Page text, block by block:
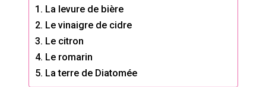
1. La levure de bière
2. Le vinaigre de cidre
3. Le citron
4. Le romarin
5. La terre de Diatomée